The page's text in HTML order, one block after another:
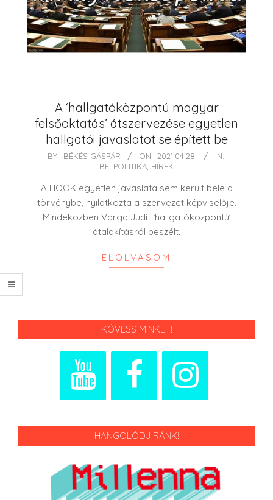
A ‘hallgatóközpontú magyar
felsőoktatás’ átszervezése egyetlen
hallgatói javaslatot se épített be
2021-BY: BÉKÉS GÁSPÁR ON: 2021.04.28.
IN:
BELPOLITIKA HÍREK
A HÖOK egyetlen javaslata sem került bele a
törvénybe, nyilatkozta a szervezet képviselője.
Mindeközben Varga Judit ‘hallgatóközpontú’
átalakításról beszélt.
ELOLVASOM
KÖVESS MINKET!
HANGOLÓDJ RÁNK!